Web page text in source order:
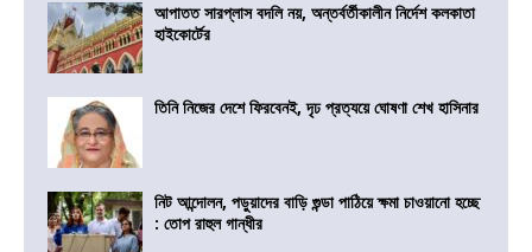
আপাতত সারপ্লাস বদলি নয়, অন্তর্বর্তীকালীন নির্দেশ কলকাতা
হাইকোর্টের
তিনি নিজের দেশে ফিরবেনই, দৃঢ প্রত্যয়ে ঘোষণা শেখ হাসিনার
নিট আন্দোলন, পড়ুয়াদের বাড়ি গুন্ডা পাঠিয়ে ক্ষমা চাওয়ানো হচ্ছে
: তোপ রাহুল গান্ধীর